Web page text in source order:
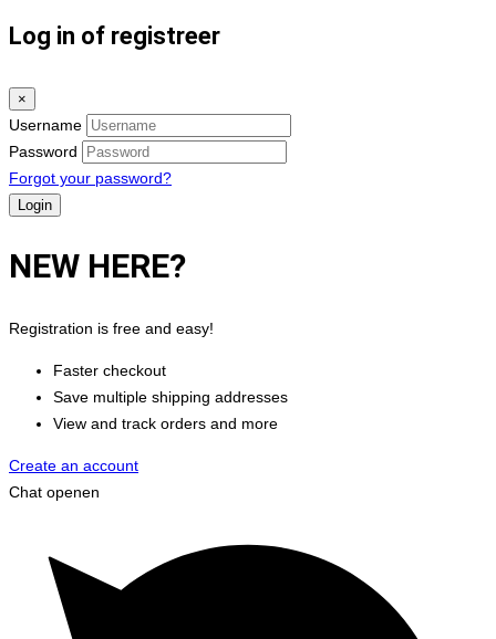
Log in of registreer
×
Username
Password
Forgot your password?
NEW HERE?
Registration is free and easy!
Faster checkout
Save multiple shipping addresses
View and track orders and more
Create an account
Chat openen